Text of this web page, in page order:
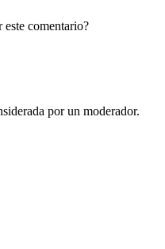
este comentario?
por un moderador.